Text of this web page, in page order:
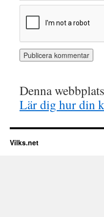
Denna
Lär dig hur din
Vilks.net